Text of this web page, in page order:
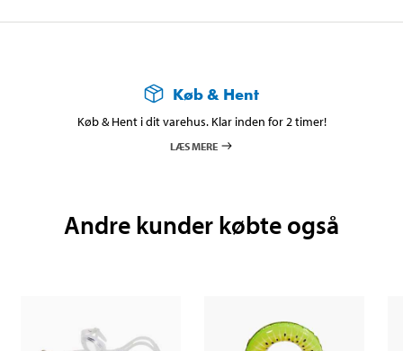
Køb & Hent
Køb & Hent i dit varehus. Klar inden for 2 timer!
LÆS MERE
Andre kunder købte også